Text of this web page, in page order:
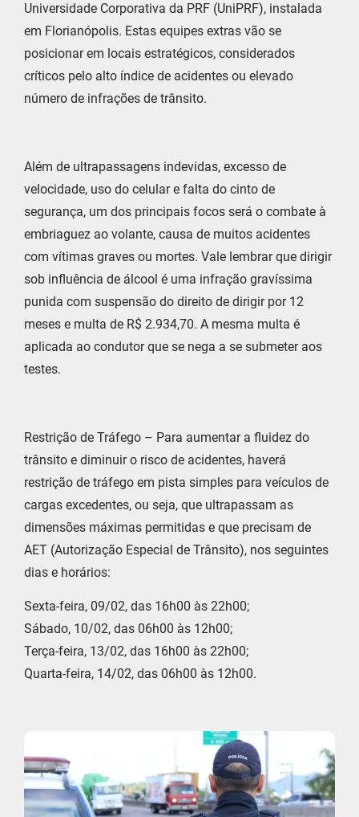
Universidade Corporativa da PRF (UniPRF), instalada
em Florianópolis. Estas equipes extras vão se
posicionar em locais estratégicos, considerados
críticos pelo alto índice de acidentes ou elevado
número de infrações de trânsito.
Além de ultrapassagens indevidas, excesso de
velocidade, uso do celular e falta do cinto de
segurança, um dos principais focos será o combate à
embriaguez ao volante, causa de muitos acidentes
com vítimas graves ou mortes. Vale lembrar que dirigir
sob influência de álcool é uma infração gravíssima
punida com suspensão do direito de dirigir por 12
meses e multa de R$ 2.934,70. A mesma multa é
aplicada ao condutor que se nega a se submeter aos
testes.
Restrição de Tráfego – Para aumentar a fluidez do
trânsito e diminuir o risco de acidentes, haverá
restrição de tráfego em pista simples para veículos de
cargas excedentes, ou seja, que ultrapassam as
dimensões máximas permitidas e que precisam de
AET (Autorização Especial de Trânsito), nos seguintes
dias e horários:
Sexta-feira, 09/02, das 16h00 às 22h00;
Sábado, 10/02, das 06h00 às 12h00;
Terça-feira, 13/02, das 16h00 às 22h00;
Quarta-feira, 14/02, das 06h00 às 12h00.